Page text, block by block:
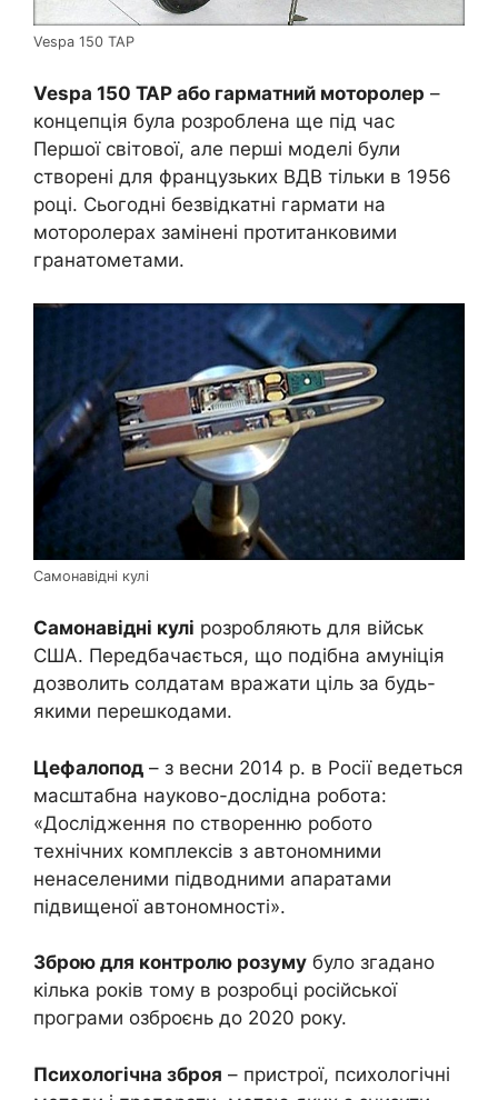
Vespa 150 TAP
Vespa 150 TAP або гарматний моторолер –
концепція була розроблена ще під час
Першої світової, але перші моделі були
створені для французьких ВДВ тільки в 1956
році. Сьогодні безвідкатні гармати на
моторолерах замінені протитанковими
гранатометами.
Самонавідні кулі
Самонавідні кулі розробляють для військ
США. Передбачається, що подібна амуніція
дозволить солдатам вражати ціль за будь-
якими перешкодами.
Цефалопод – з весни 2014 р. в Росії ведеться
масштабна науково-дослідна робота:
«Дослідження по створенню робото
технічних комплексів з автономними
ненаселеними підводними апаратами
підвищеної автономності».
Зброю для контролю розуму було згадано
кілька років тому в розробці російської
програми озброєнь до 2020 року.
Психологічна зброя – пристрої, психологічні